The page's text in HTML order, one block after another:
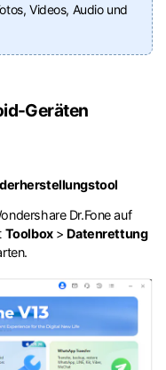
Videos, Audio und
Geräten
Dr.Fone auf
Toolbox> Datenrettung